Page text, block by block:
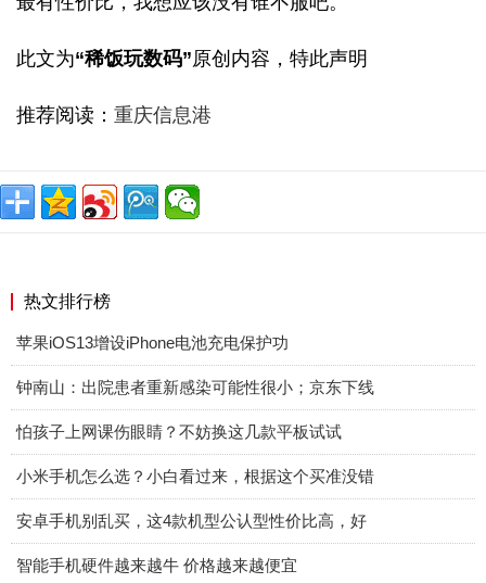
此文为“稀饭玩数码”原创内容，特此声明
推荐阅读： 重庆信息港
热文排行榜
苹果iOS13增设iPhone电池充电保护功
钟南山：出院患者重新感染可能性很小；京东下线
怕孩子上网课伤眼睛？不妨换这几款平板试试
小米手机怎么选？小白看过来，根据这个买准没错
安卓手机别乱买，这4款机型公认型性价比高，好
智能手机硬件越来越牛 价格越来越便宜